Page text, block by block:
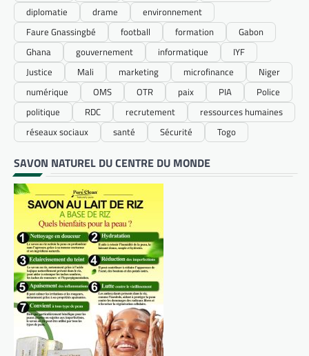
diplomatie
drame
environnement
Faure Gnassingbé
football formation
Gabon
Ghana
gouvernement informatique
IYF
Justice
Mali marketing microfinance
Niger
numérique
OMS OTR paix PIA
Police
politique
RDC recrutement
ressources humaines
réseaux sociaux
santé Sécurité Togo
SAVON NATUREL DU CENTRE DU MONDE